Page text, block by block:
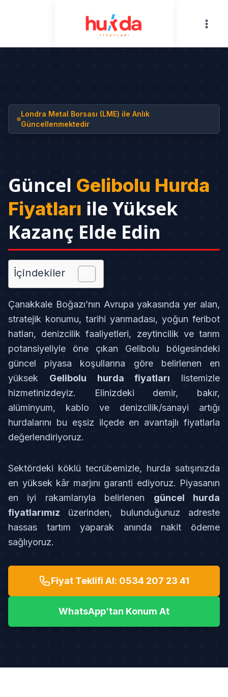
Londra Metal Borsası (LME) ile Anlık
Güncellenmektedir
Güncel Gelibolu Hurda
Fiyatları ile Yüksek
Kazanç Elde Edin
İçindekiler
Çanakkale Boğazı’nın Avrupa yakasında yer alan,
stratejik konumu, tarihi yarımadası, yoğun feribot
hatları, denizcilik faaliyetleri, zeytincilik ve tarım
potansiyeliyle öne çıkan Gelibolu bölgesindeki
güncel piyasa koşullarına göre belirlenen en
yüksek Gelibolu hurda fiyatları listemizle
hizmetinizdeyiz. Elinizdeki demir, bakır,
alüminyum, kablo ve denizcilik/sanayi artığı
hurdalarını bu eşsiz ilçede en avantajlı fiyatlarla
değerlendiriyoruz.
Sektördeki köklü tecrübemizle, hurda satışınızda
en yüksek kâr marjını garanti ediyoruz. Piyasanın
en iyi rakamlarıyla belirlenen güncel hurda
fiyatlarımız üzerinden, bulunduğunuz adreste
hassas tartım yaparak anında nakit ödeme
sağlıyoruz.
Fiyat Teklifi Al: 0534 207 23 41
WhatsApp’tan Konum At